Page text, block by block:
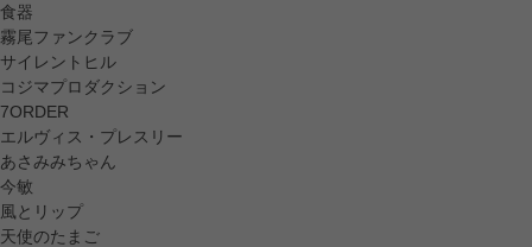
食器
霧尾ファンクラブ
サイレントヒル
コジマプロダクション
7ORDER
エルヴィス・プレスリー
あさみみちゃん
今敏
風とリップ
天使のたまご